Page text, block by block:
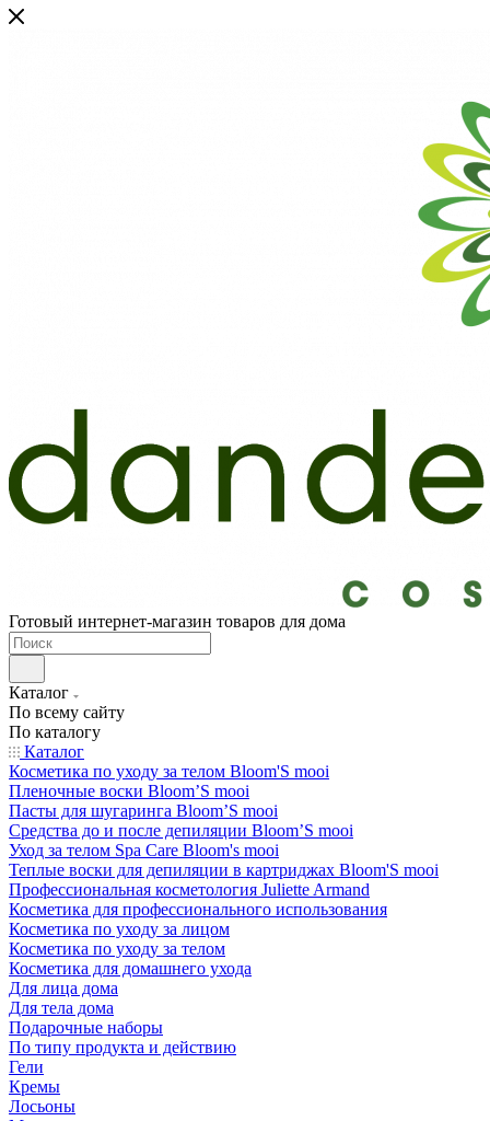
Готовый интернет-магазин товаров для дома
Каталог
По всему сайту
По каталогу
Каталог
Косметика по уходу за телом Bloom'S mooi
Пленочные воски Bloom’S mooi
Пасты для шугаринга Bloom’S mooi
Средства до и после депиляции Bloom’S mooi
Уход за телом Spa Care Bloom's mooi
Теплые воски для депиляции в картриджах Bloom'S mooi
Профессиональная косметология Juliette Armand
Косметика для профессионального использования
Косметика по уходу за лицом
Косметика по уходу за телом
Косметика для домашнего ухода
Для лица дома
Для тела дома
Подарочные наборы
По типу продукта и действию
Гели
Кремы
Лосьоны